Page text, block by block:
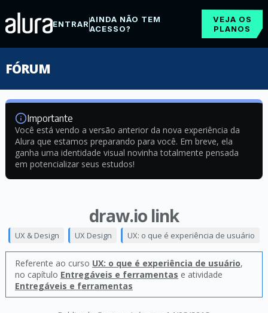
ENTRARAINDA NÃO TEM
ACESSO?
VEJA OS
PLANOS
FÓRUM
Importante
Você está vendo a versão anterior da nova experiência da
Alura que estamos preparando para você. Em breve, ela
ganha uma identidade visual novinha totalmente pensada
em potencializar seus estudos!
draw.io link
UX & Design UX Design UX: o que é experiência de usuário
Referente ao curso UX: o que é experiência de usuário,
no capítulo Entregáveis e ferramentas e atividade
Entregáveis e ferramentas